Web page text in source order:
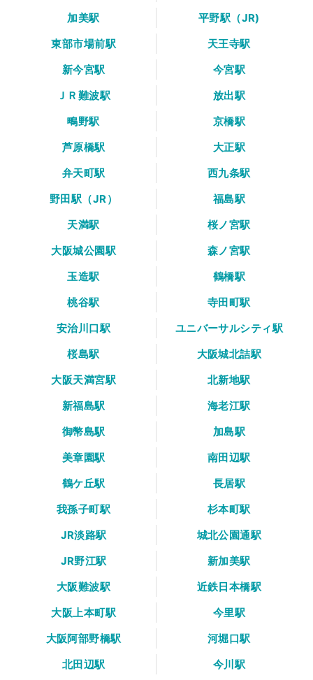
加美駅
平野駅（JR)
東部市場前駅
天王寺駅
新今宮駅
今宮駅
ＪＲ難波駅
放出駅
鴫野駅
京橋駅
芦原橋駅
大正駅
弁天町駅
西九条駅
野田駅（JR）
福島駅
天満駅
桜ノ宮駅
大阪城公園駅
森ノ宮駅
玉造駅
鶴橋駅
桃谷駅
寺田町駅
安治川口駅
ユニバーサルシティ駅
桜島駅
大阪城北詰駅
大阪天満宮駅
北新地駅
新福島駅
海老江駅
御幣島駅
加島駅
美章園駅
南田辺駅
鶴ケ丘駅
長居駅
我孫子町駅
杉本町駅
JR淡路駅
城北公園通駅
JR野江駅
新加美駅
大阪難波駅
近鉄日本橋駅
大阪上本町駅
今里駅
大阪阿部野橋駅
河堀口駅
北田辺駅
今川駅